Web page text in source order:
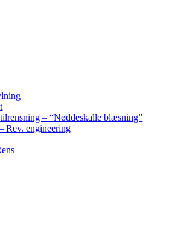
– “Nøddeskalle blæsning”
Rev. engineering